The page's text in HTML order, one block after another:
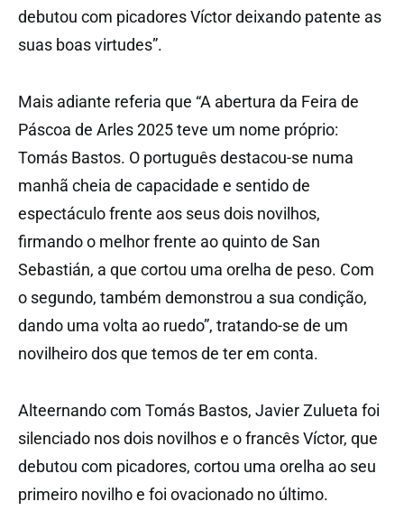
debutou com picadores Víctor deixando patente as
suas boas virtudes”.
Mais adiante referia que “A abertura da Feira de
Páscoa de Arles 2025 teve um nome próprio:
Tomás Bastos. O português destacou-se numa
manhã cheia de capacidade e sentido de
espectáculo frente aos seus dois novilhos,
firmando o melhor frente ao quinto de San
Sebastián, a que cortou uma orelha de peso. Com
o segundo, também demonstrou a sua condição,
dando uma volta ao ruedo”, tratando-se de um
novilheiro dos que temos de ter em conta.
Alteernando com Tomás Bastos, Javier Zulueta foi
silenciado nos dois novilhos e o francês Víctor, que
debutou com picadores, cortou uma orelha ao seu
primeiro novilho e foi ovacionado no último.